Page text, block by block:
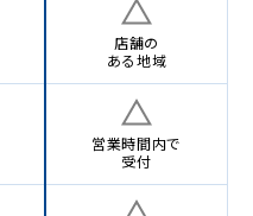
店舗の
ある地域
営業時間内で
受付